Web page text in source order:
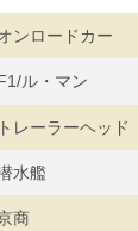
ンロードカー
ル・マン
トレーラーヘッド
水艦
商